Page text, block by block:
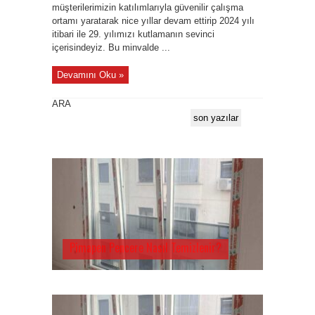
müşterilerimizin katılımlarıyla güvenilir çalışma
ortamı yaratarak nice yıllar devam ettirip 2024 yılı
itibari ile 29. yılımızı kutlamanın sevinci
içerisindeyiz. Bu minvalde ...
Devamını Oku »
ARA
son yazılar
Pimapen Pencere Nasıl Temizlenir?
Çekmeköy Pimapen